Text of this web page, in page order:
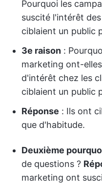
Pourquoi les
suscité l'intérêt
ciblaient un public
3e raison :
marketing ont-
d'intérêt chez les
ciblaient un public
Réponse : Ils ont
que d'habitude.
Deuxième
de questions ?
marketing ont